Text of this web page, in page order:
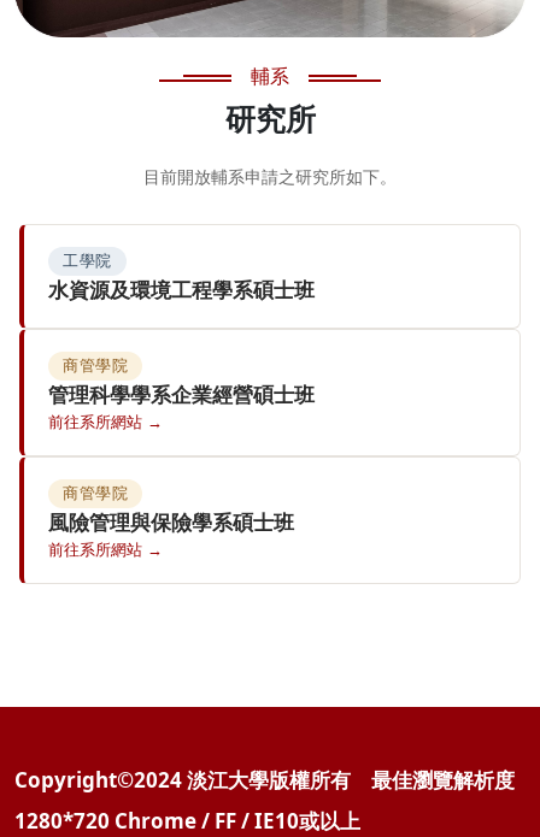
輔系
研究所
Copyright©2024 淡江大學版權所有 最佳瀏覽解析度
1280*720 Chrome / FF / IE10或以上